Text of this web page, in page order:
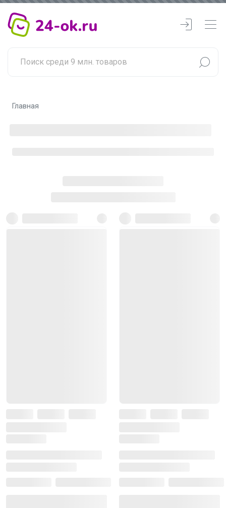
Главная